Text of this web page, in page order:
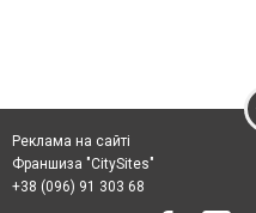
Реклама на сайті
Франшиза "CitySites"
+38 (096) 91 303 68